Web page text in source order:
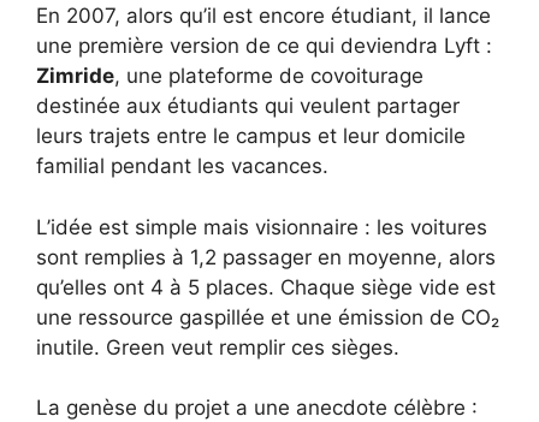
En 2007, alors qu’il est encore étudiant, il lance
une première version de ce qui deviendra Lyft :
Zimride, une plateforme de covoiturage
destinée aux étudiants qui veulent partager
leurs trajets entre le campus et leur domicile
familial pendant les vacances.
L’idée est simple mais visionnaire : les voitures
sont remplies à 1,2 passager en moyenne, alors
qu’elles ont 4 à 5 places. Chaque siège vide est
une ressource gaspillée et une émission de CO₂
inutile. Green veut remplir ces sièges.
La genèse du projet a une anecdote célèbre :